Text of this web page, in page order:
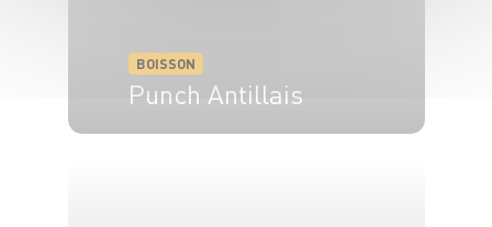
BOISSON
Punch Antillais